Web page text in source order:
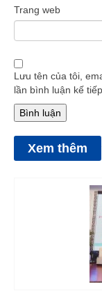
Trang web
Lưu tên của tôi,
lần bình luận kế
Xem thêm